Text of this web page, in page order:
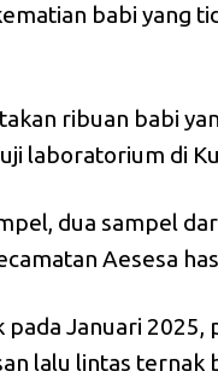
babi yang
ribuan babi
laboratorium di
dua sampel
Aesesa
pada Januari
lalu lintas ternak